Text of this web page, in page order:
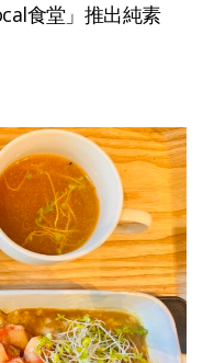
食堂」推出純素